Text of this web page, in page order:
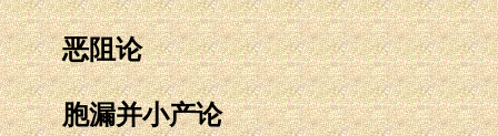
恶阻论
胞漏并小产论